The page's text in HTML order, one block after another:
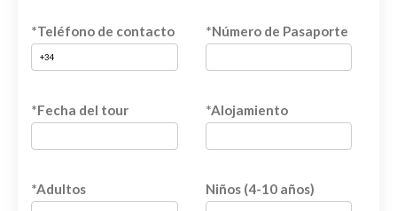
*Teléfono de contacto *Número de Pasaporte
*Fecha del tour *Alojamiento
*Adultos Niños (4-10 años)